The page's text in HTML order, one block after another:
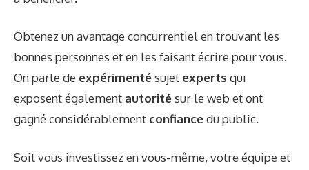
Obtenez un avantage concurrentiel en trouvant les
bonnes personnes et en les faisant écrire pour vous.
On parle de expérimentésujet experts qui
exposent également autoritésur le web et ont
gagné considérablement confiancedu public.
Soit vous investissez en vous-même, votre équipe et